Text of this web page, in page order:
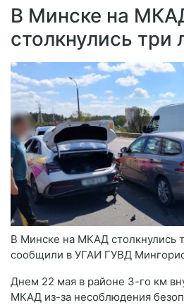
В Минске на
столкнулись три
В Минске на МКАД столкнулись
сообщили в УГАИ ГУВД
Днем 22 мая в районе 3-го км
МКАД из-за несоблюдения